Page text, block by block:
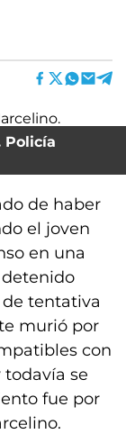
Policía
de haber
el joven
en una
tentativa
murió por
con
se
fue por